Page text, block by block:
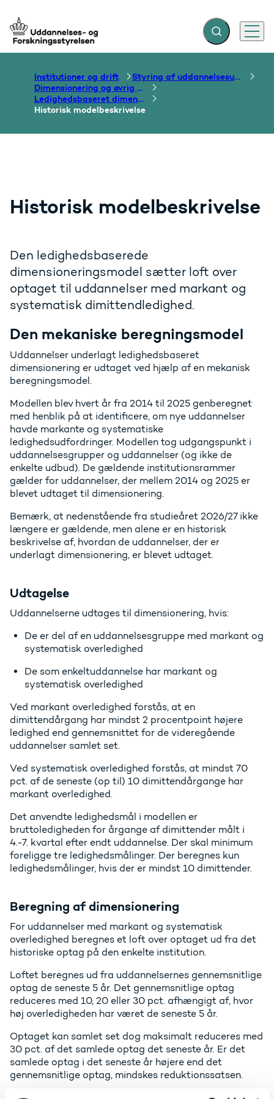
Gå til forsiden Fold søgefelt ud
Menu
Institutioner og drift
Styring af uddannelsesudbud
Dimensionering og øvrig styring af pladser på de videregående uddannelser
Ledighedsbaseret dimensionering
Historisk modelbeskrivelse
Historisk modelbeskrivelse
Den ledighedsbaserede
dimensioneringsmodel sætter loft over
optaget til uddannelser med markant og
systematisk dimittendledighed.
Den mekaniske beregningsmodel
Uddannelser underlagt ledighedsbaseret
dimensionering er udtaget ved hjælp af en mekanisk
beregningsmodel.
Modellen blev hvert år fra 2014 til 2025 genberegnet
med henblik på at identificere, om nye uddannelser
havde markante og systematiske
ledighedsudfordringer. Modellen tog udgangspunkt i
uddannelsesgrupper og uddannelser (og ikke de
enkelte udbud). De gældende institutionsrammer
gælder for uddannelser, der mellem 2014 og 2025 er
blevet udtaget til dimensionering.
Bemærk, at nedenstående fra studieåret 2026/27 ikke
længere er gældende, men alene er en historisk
beskrivelse af, hvordan de uddannelser, der er
underlagt dimensionering, er blevet udtaget.
Udtagelse
Uddannelserne udtages til dimensionering, hvis:
De er del af en uddannelsesgruppe med markant og
systematisk overledighed
De som enkeltuddannelse har markant og
systematisk overledighed
Ved markant overledighed forstås, at en
dimittendårgang har mindst 2 procentpoint højere
ledighed end gennemsnittet for de videregående
uddannelser samlet set.
Ved systematisk overledighed forstås, at mindst 70
pct. af de seneste (op til) 10 dimittendårgange har
markant overledighed.
Det anvendte ledighedsmål i modellen er
bruttoledigheden for årgange af dimittender målt i
4.-7. kvartal efter endt uddannelse. Der skal minimum
foreligge tre ledighedsmålinger. Der beregnes kun
ledighedsmålinger, hvis der er mindst 10 dimittender.
Beregning af dimensionering
For uddannelser med markant og systematisk
overledighed beregnes et loft over optaget ud fra det
historiske optag på den enkelte institution.
Loftet beregnes ud fra uddannelsernes gennemsnitlige
optag de seneste 5 år. Det gennemsnitlige optag
reduceres med 10, 20 eller 30 pct. afhængigt af, hvor
høj overledigheden har været de seneste 5 år.
Optaget kan samlet set dog maksimalt reduceres med
30 pct. af det samlede optag det seneste år. Er det
samlede optag i det seneste år højere end det
gennemsnitlige optag, mindskes reduktionssatsen.